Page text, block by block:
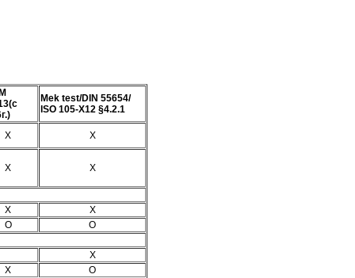
Mek test/DIN 55654/
ISO 105-X12 §4.2.1
X X
Х Х
Х
Х
О
О
Х
Х
О